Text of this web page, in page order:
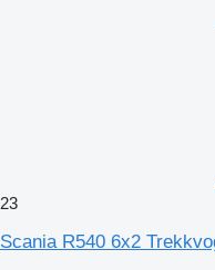
23
Scania R540 6x2